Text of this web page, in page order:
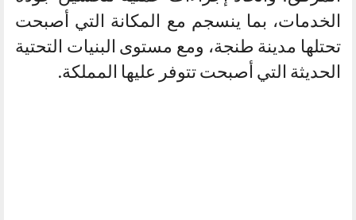
الخدمات، بما ينسجم مع المكانة التي أصبحت
تحتلها مدينة طنجة، ومع مستوى البنيات التحتية
الحديثة التي أصبحت تتوفر عليها المملكة.